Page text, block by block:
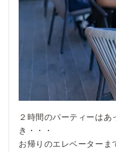
２時間のパーティーはあ
き・・・
お帰りのエレベーターま